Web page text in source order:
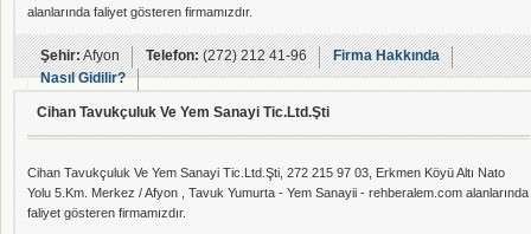
alanlarında faliyet gösteren firmamızdır.
Şehir:Afyon Telefon:(272) 212 41-96
Firma Hakkında
Nasıl Gidilir?
Cihan Tavukçuluk Ve Yem Sanayi Tic.Ltd.Şti
Cihan Tavukçuluk Ve Yem Sanayi Tic.Ltd.Şti, 272 215 97 03, Erkmen Köyü Altı Nato
Yolu 5.Km. Merkez / Afyon , Tavuk Yumurta - Yem Sanayii - rehberalem.com alanlarında
faliyet gösteren firmamızdır.